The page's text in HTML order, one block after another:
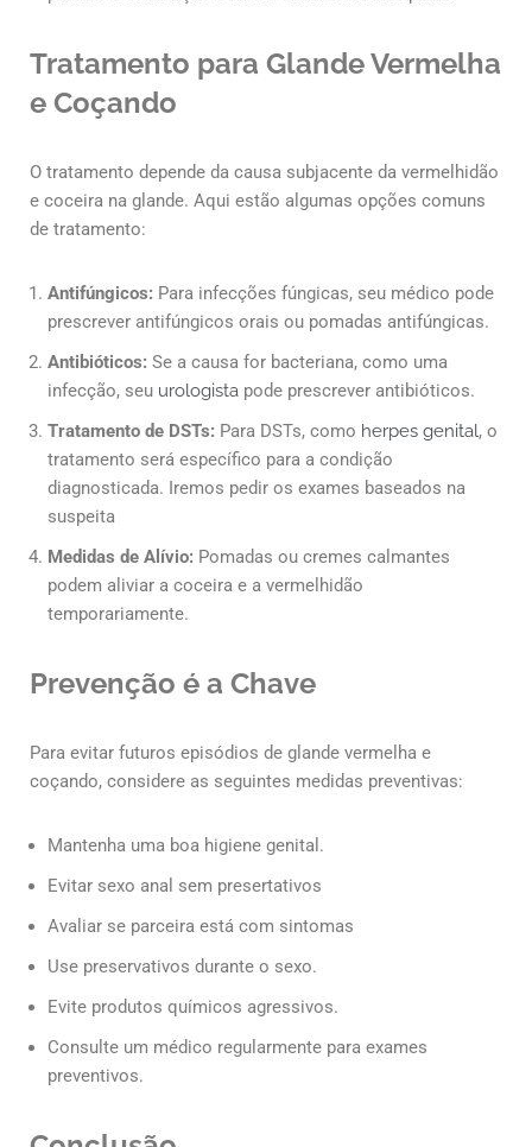
Tratamento para Glande Vermelha
e Coçando
O tratamento depende da causa subjacente da vermelhidão
e coceira na glande. Aqui estão algumas opções comuns
de tratamento:
Antifúngicos: Para infecções fúngicas, seu médico pode
prescrever antifúngicos orais ou pomadas antifúngicas.
Antibióticos: Se a causa for bacteriana, como uma
infecção, seu urologista pode prescrever antibióticos.
Tratamento de DSTs: Para DSTs, como herpes genital, o
tratamento será específico para a condição
diagnosticada. Iremos pedir os exames baseados na
suspeita
Medidas de Alívio: Pomadas ou cremes calmantes
podem aliviar a coceira e a vermelhidão
temporariamente.
Prevenção é a Chave
Para evitar futuros episódios de glande vermelha e
coçando, considere as seguintes medidas preventivas:
Mantenha uma boa higiene genital.
Evitar sexo anal sem presertativos
Avaliar se parceira está com sintomas
Use preservativos durante o sexo.
Evite produtos químicos agressivos.
Consulte um médico regularmente para exames
preventivos.